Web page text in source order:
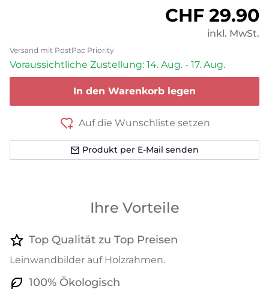
Normaler
CHF 29.90
inkl. MwSt.
Versand mit PostPac Priority
Voraussichtliche Zustellung: 14. Aug. - 17. Aug.
In den Warenkorb legen
Auf die Wunschliste setzen
Produkt per E-Mail senden
Ihre Vorteile
Top Qualität zu Top Preisen
Leinwandbilder auf Holzrahmen.
100% Ökologisch